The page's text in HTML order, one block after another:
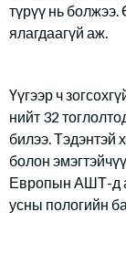
түрүү нь
ялагдаагүй аж.
Үүгээр ч
нийт 32
билээ.
болон
Европын АШТ-д
усны пологийн